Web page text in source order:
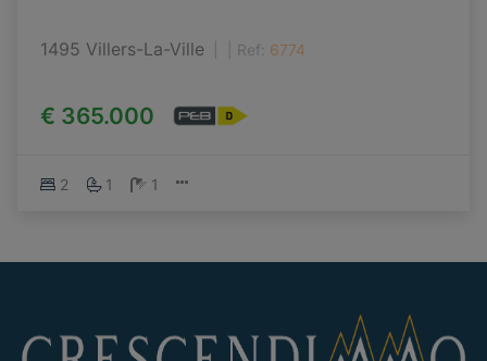
1495 Villers-La-Ville Ref: 6774
€ 365.000
2 1 1